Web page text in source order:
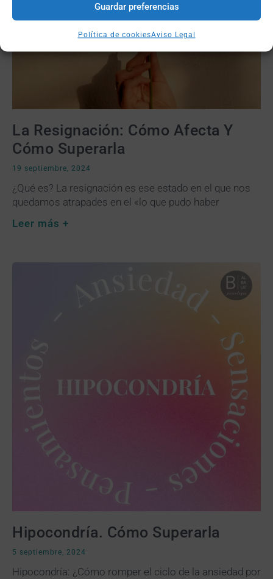
Guardar preferencias
Política de cookiesAviso Legal
La Resignación: Cómo Afecta Y
Cómo Superarla
19 septiembre, 2024
¿Qué es? La resignación es ese estado en el que nos
quedamos atrapades en el «lo que pudo haber
Leer más +
Hipocondría. Cómo Superarla
5 septiembre, 2024
Hipocondría: ¿Cómo romper el ciclo de la ansiedad por